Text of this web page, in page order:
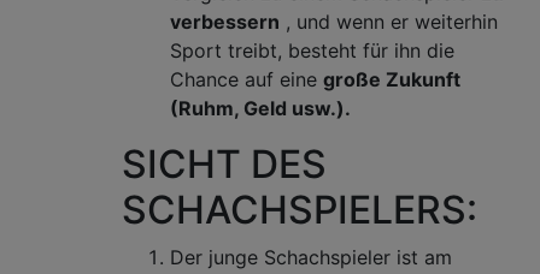
verbessern , und wenn er weiterhin
Sport treibt, besteht für ihn die
Chance auf eine große Zukunft
(Ruhm, Geld usw.).
SICHT DES
SCHACHSPIELERS:
Der junge Schachspieler ist am